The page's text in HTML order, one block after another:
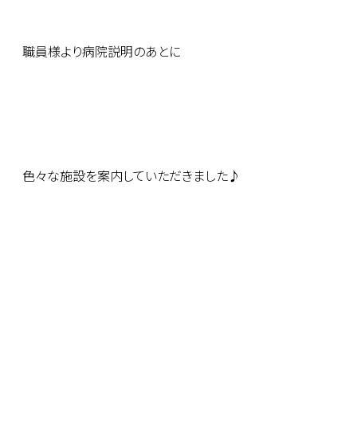
職員様より病院説明のあとに
色々な施設を案内していただきました♪